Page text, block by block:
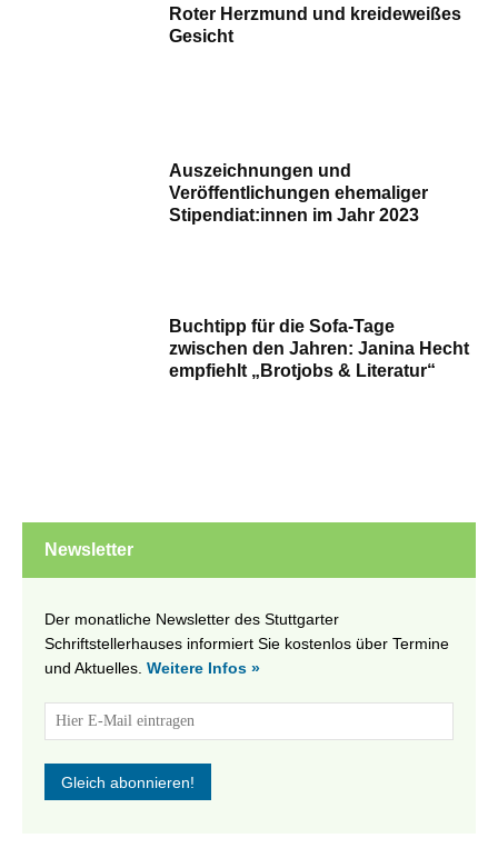
Roter Herzmund und kreideweißes
Gesicht
Auszeichnungen und
Veröffentlichungen ehemaliger
Stipendiat:innen im Jahr 2023
Buchtipp für die Sofa-Tage
zwischen den Jahren: Janina Hecht
empfiehlt „Brotjobs & Literatur“
Newsletter
Der monatliche Newsletter des Stuttgarter
Schriftstellerhauses informiert Sie kostenlos über Termine
und Aktuelles. Weitere Infos »